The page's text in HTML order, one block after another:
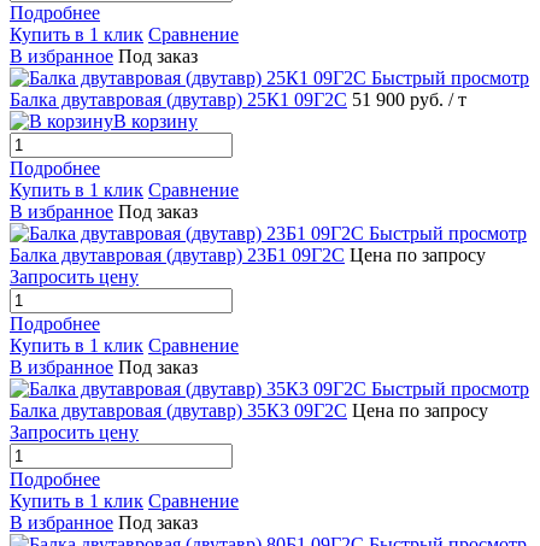
Подробнее
Купить в 1 клик Сравнение
В избранное Под заказ
Быстрый просмотр
Балка двутавровая (двутавр) 25К1 09Г2С 51 900 руб. / т
В корзину
Подробнее
Купить в 1 клик Сравнение
В избранное Под заказ
Быстрый просмотр
Балка двутавровая (двутавр) 23Б1 09Г2С Цена по запросу
Запросить цену
Подробнее
Купить в 1 клик Сравнение
В избранное Под заказ
Быстрый просмотр
Балка двутавровая (двутавр) 35К3 09Г2С Цена по запросу
Запросить цену
Подробнее
Купить в 1 клик Сравнение
В избранное Под заказ